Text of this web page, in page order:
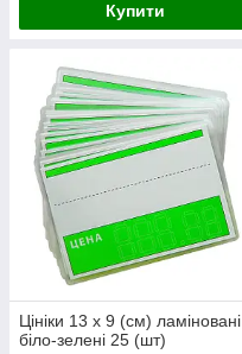
Купити
Цініки 13 х 9 (см) ламіновані
біло-зелені 25 (шт)